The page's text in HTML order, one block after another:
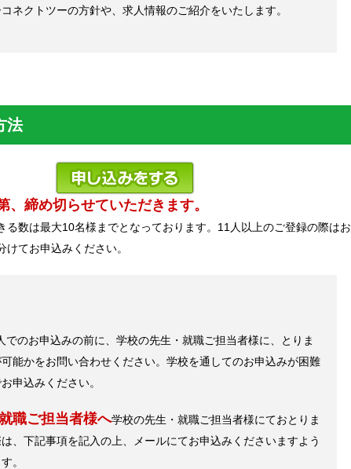
ネクトツーの方針や、求人情報のご紹介をいたします。
法
締め切らせていただきます。
る数は最大10名様までとなっております。11人以上のご登録の際はお
てお申込みください。
でのお申込みの前に、学校の先生・就職ご担当者様に、とりま
能かをお問い合わせください。学校を通してのお申込みが困難
申込みください。
職ご担当者様へ学校の先生・就職ご担当者様にておとりま
、下記事項を記入の上、メールにてお申込みくださいますよう
。